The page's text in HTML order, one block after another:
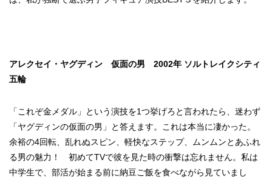
アレクセイ・ヤグディン 仮面の男 2002年 ソルトレイクシティ
五輪
「これぞ金メダル」という演技を1つ挙げろと言われたら、迷わず
「ヤグディンの仮面の男」と答えます。これは本当に凄かった。
余裕の4回転、乱れぬスピン、軽快なステップ、ムンムンとあふれ
る男の魅力！ 初めてTVで彼を見た時の衝撃は忘れません。私は
中学生で、部活が始まる前に納豆ご飯を食べながら見ていまし